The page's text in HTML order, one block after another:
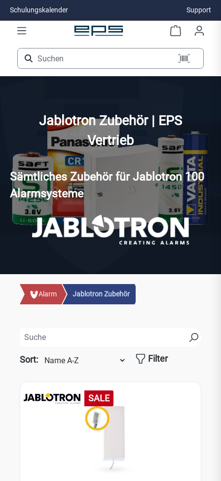
Zum Hauptinhalt springen
Schulungskalender Support
Jablotron Zubehör | EPS
Vertrieb
Sämtliches Zubehör für Jablotron 100
Alarmsysteme
Alarm Jablotron Zubehör
Filter
Sort:
SALE